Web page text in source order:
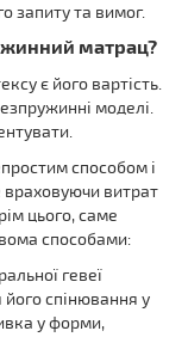
запиту та вимог.
матрац?
є його вартість.
моделі.
способом і
враховуючи витрат
цього, саме
способами:
гевеї
спінювання у
у форми,